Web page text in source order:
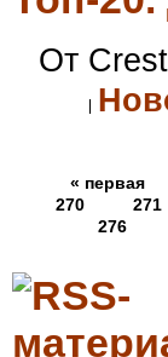
От
« первая
270
271
276